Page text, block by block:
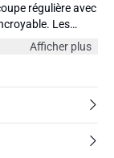
régulière avec
Les
un look stylé et
Afficher plus